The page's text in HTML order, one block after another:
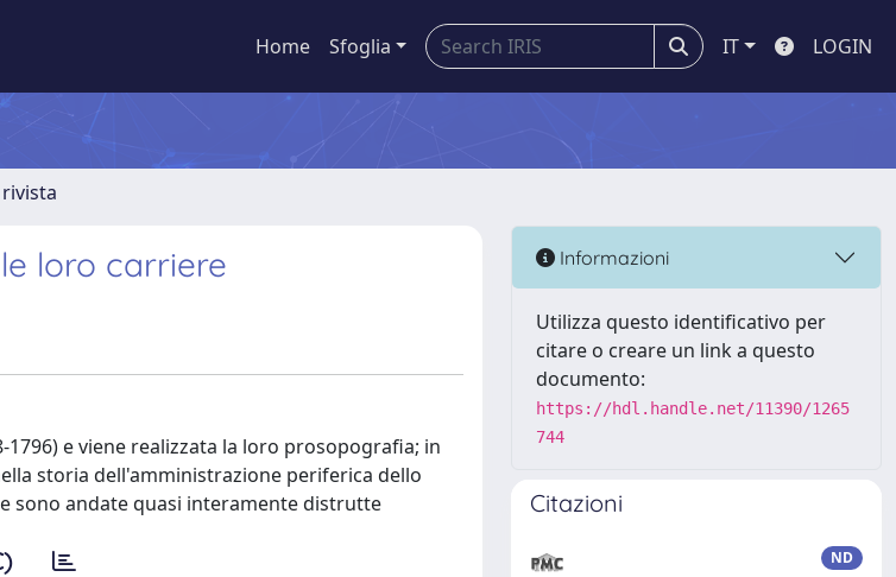
Home Sfoglia IT LOGIN
loro carriere
e viene realizzata la loro prosopografia; in
storia dell'amministrazione periferica dello
sono andate quasi interamente distrutte
Informazioni
Utilizza questo identificativo per
citare o creare un link a questo
documento:
https://hdl.handle.net/11390/1265
744
Citazioni
ND